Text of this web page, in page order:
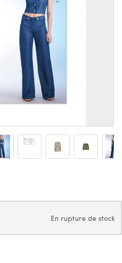
En rupture de stock